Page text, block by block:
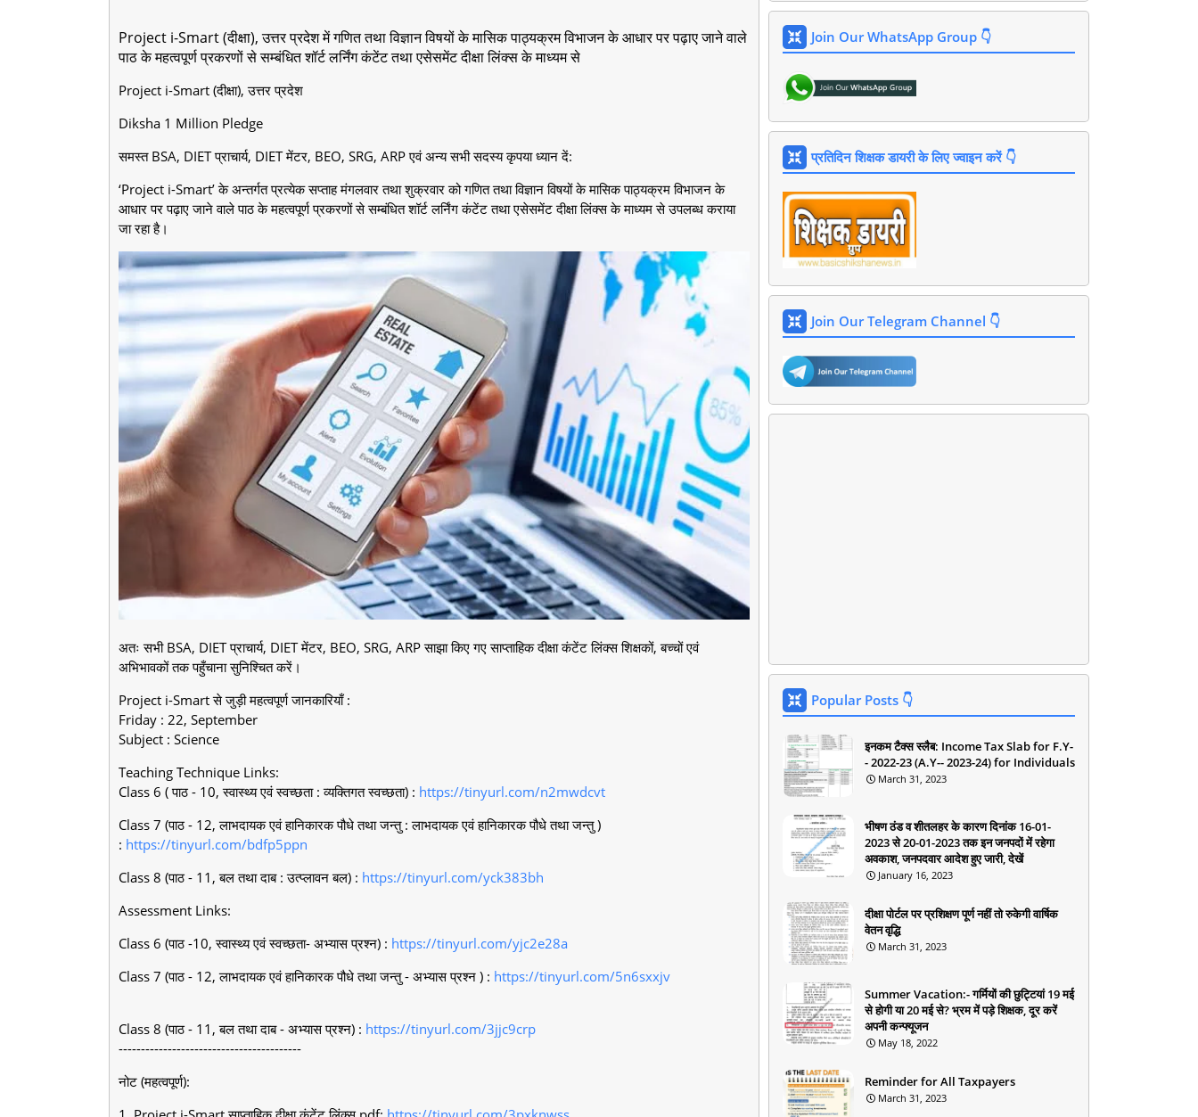
Project i-Smart (दीक्षा), उत्तर प्रदेश में गणित तथा विज्ञान विषयों के मासिक पाठ्यक्रम विभाजन के आधार पर पढ़ाए जाने वाले
पाठ के महत्वपूर्ण प्रकरणों से सम्बंधित शॉर्ट लर्निंग कंटेंट तथा एसेसमेंट दीक्षा लिंक्स के माध्यम से
Project i-Smart (दीक्षा), उत्तर प्रदेश
Diksha 1 Million Pledge
समस्त BSA, DIET प्राचार्य, DIET मेंटर, BEO, SRG, ARP एवं अन्य सभी सदस्य कृपया ध्यान दें:
‘Project i-Smart’ के अन्तर्गत प्रत्येक सप्ताह मंगलवार तथा शुक्रवार को गणित तथा विज्ञान विषयों के मासिक पाठ्यक्रम विभाजन के
आधार पर पढ़ाए जाने वाले पाठ के महत्वपूर्ण प्रकरणों से सम्बंधित शॉर्ट लर्निंग कंटेंट तथा एसेसमेंट दीक्षा लिंक्स के माध्यम से उपलब्ध कराया
जा रहा है।
अतः सभी BSA, DIET प्राचार्य, DIET मेंटर, BEO, SRG, ARP साझा किए गए साप्ताहिक दीक्षा कंटेंट लिंक्स शिक्षकों, बच्चों एवं
अभिभावकों तक पहुँचाना सुनिश्चित करें।
Project i-Smart से जुड़ी महत्वपूर्ण जानकारियाँ :
Friday : 22, September
Subject : Science
Teaching Technique Links:
Class 6 ( पाठ - 10, स्वास्थ्य एवं स्वच्छता : व्यक्तिगत स्वच्छता) : https://tinyurl.com/n2mwdcvt
Class 7 (पाठ - 12, लाभदायक एवं हानिकारक पौधे तथा जन्तु : लाभदायक एवं हानिकारक पौधे तथा जन्तु )
: https://tinyurl.com/bdfp5ppn
Class 8 (पाठ - 11, बल तथा दाब : उत्प्लावन बल) : https://tinyurl.com/yck383bh
Assessment Links:
Class 6 (पाठ -10, स्वास्थ्य एवं स्वच्छता- अभ्यास प्रश्न) : https://tinyurl.com/yjc2e28a
Class 7 (पाठ - 12, लाभदायक एवं हानिकारक पौधे तथा जन्तु - अभ्यास प्रश्न ) : https://tinyurl.com/5n6sxxjv
Class 8 (पाठ - 11, बल तथा दाब - अभ्यास प्रश्न) : https://tinyurl.com/3jjc9crp
-----------------------------------------
नोट (महत्वपूर्ण):
Join Our WhatsApp Group 👇
प्रतिदिन शिक्षक डायरी के लिए ज्वाइन करें 👇
Join Our Telegram Channel 👇
Popular Posts 👇
इनकम टैक्स स्लैब: Income Tax Slab for F.Y-
- 2022-23 (A.Y-- 2023-24) for Individuals
March 31, 2023
भीषण ठंड व शीतलहर के कारण दिनांक 16-01-
2023 से 20-01-2023 तक इन जनपदों में रहेगा
अवकाश, जनपदवार आदेश हुए जारी, देखें
January 16, 2023
दीक्षा पोर्टल पर प्रशिक्षण पूर्ण नहीं तो रुकेगी वार्षिक
वेतन वृद्धि
March 31, 2023
Summer Vacation:- गर्मियों की छुट्टियां 19 मई
से होगी या 20 मई से? भ्रम में पड़े शिक्षक, दूर करें
अपनी कन्फ्यूजन
May 18, 2022
Reminder for All Taxpayers
March 31, 2023